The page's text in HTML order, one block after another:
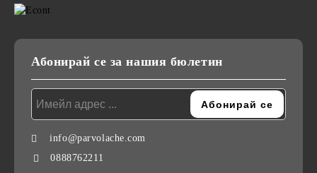
Абонирай се за нашия бюлетин
info@parvolache.com
0888762211